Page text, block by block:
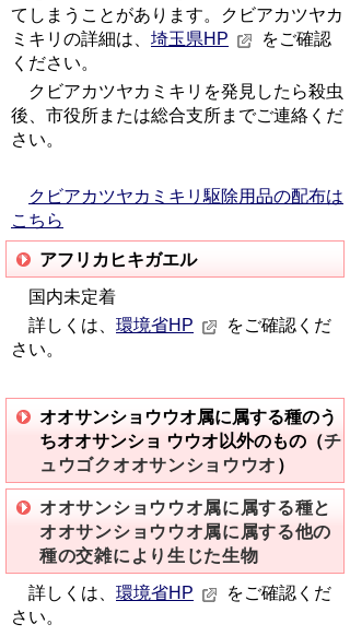
てしまうことがあります。クビアカツヤカ
ミキリの詳細は、 埼玉県HP
をご確認
ください。
クビアカツヤカミキリを発見したら殺虫
後、 市役所または総合支所までご連絡くだ
さい。
クビアカツヤカミキリ駆除用品の配布は
こちら
アフリカヒキガエル
国内未定着
詳しくは、 環境省HP
をご確認くだ
さい。
オオサンショウウオ属に属する種のう
ちオオサンショ ウウオ以外のもの（チ
ュウゴクオオサンショウウオ ）
オオサンショウウオ属に属する種と
オオサンショウウオ属に属する他の
種の交雑により生じた生物
詳しくは、 環境省HP
をご確認くだ
さい。